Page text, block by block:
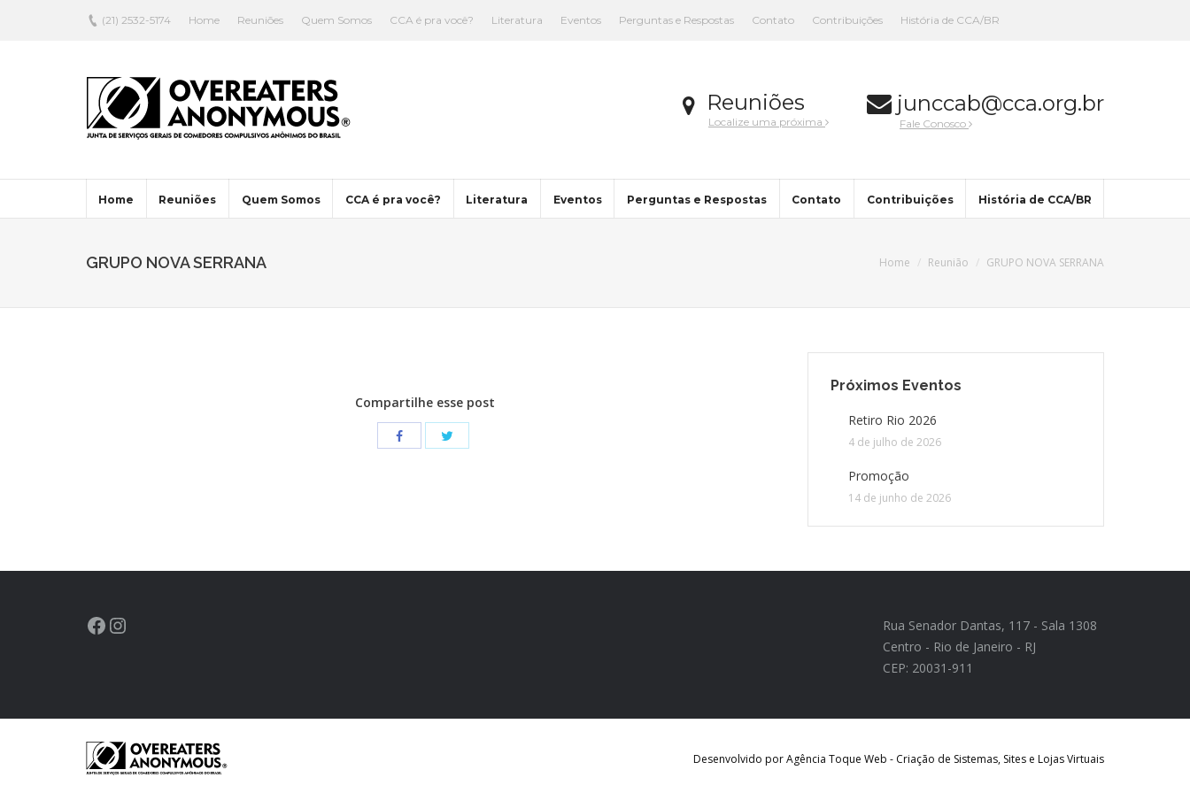
(21) 2532-5174 Home Reuniões Quem Somos CCA é pra você? Literatura Eventos Perguntas e Respostas Contato Contribuições História de CCA/BR
Reuniões
Localize uma próxima
junccab@cca.org.br
Fale Conosco
Home Reuniões Quem Somos CCA é pra você? Literatura Eventos Perguntas e Respostas Contato Contribuições História de CCA/BR
GRUPO NOVA SERRANA Home Reunião GRUPO NOVA SERRANA
Compartilhe esse post
Próximos Eventos
Retiro Rio 2026
4 de julho de 2026
Promoção
14 de junho de 2026
Rua Senador Dantas, 117 - Sala 1308
Centro - Rio de Janeiro - RJ
CEP: 20031-911
Desenvolvido por Agência Toque Web - Criação de Sistemas, Sites e Lojas Virtuais